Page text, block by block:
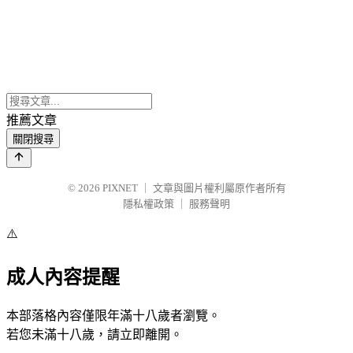
推薦文章
關閉搜尋
© 2026 PIXNET
文章與圖片權利屬原作者所有
隱私權政策
服務聲明
⚠️
成人內容提醒
本部落格內容僅限年滿十八歲者瀏覽。
若您未滿十八歲，請立即離開。